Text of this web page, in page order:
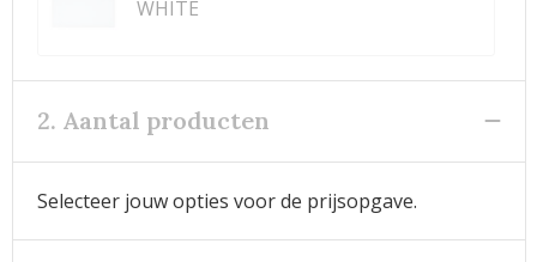
WHITE
2. Aantal producten
Selecteer jouw opties voor de prijsopgave.